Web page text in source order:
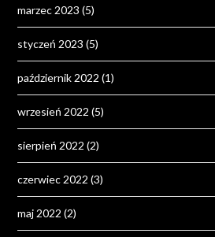
marzec 2023 (5)
styczeń 2023 (5)
październik 2022 (1)
wrzesień 2022 (5)
sierpień 2022 (2)
czerwiec 2022 (3)
maj 2022 (2)